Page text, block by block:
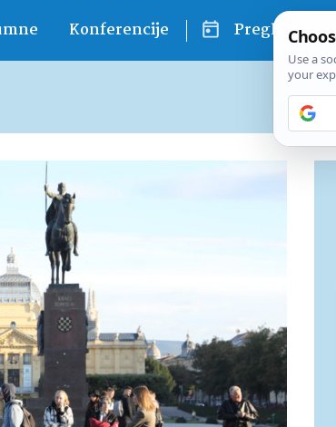
Konferencije Pregled dana